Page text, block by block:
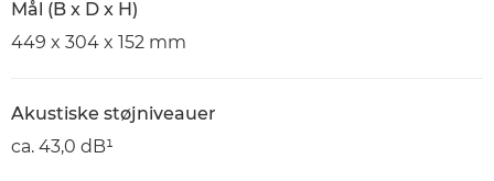
Mål (B x D x H)
449 x 304 x 152 mm
Akustiske støjniveauer
ca. 43,0 dB¹